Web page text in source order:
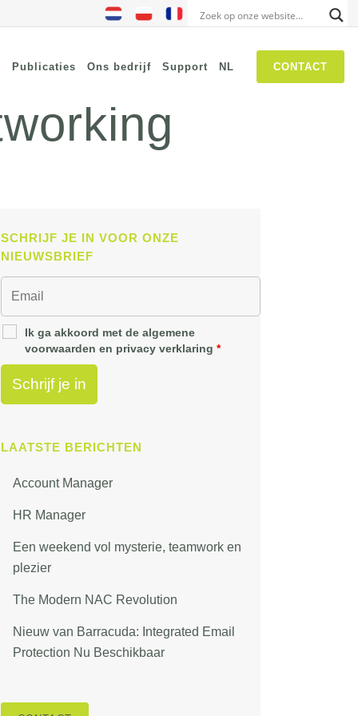
CONTACT
Publicaties Ons bedrijf Support NL
SCHRIJF JE IN VOOR ONZE
NIEUWSBRIEF
Ik ga akkoord met de algemene
voorwaarden en privacy verklaring*
LAATSTE BERICHTEN
Account Manager
HR Manager
Een weekend vol mysterie, teamwork en
plezier
The Modern NAC Revolution
Nieuw van Barracuda: Integrated Email
Protection Nu Beschikbaar